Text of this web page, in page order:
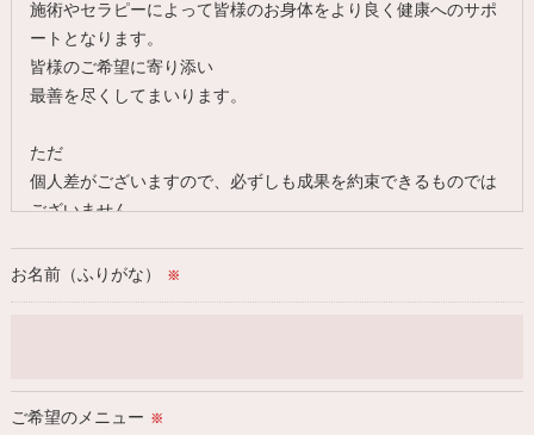
施術やセラピーによって皆様のお身体をより良く健康へのサポ
ートとなります。
皆様のご希望に寄り添い
最善を尽くしてまいります。
ただ
個人差がございますので、必ずしも成果を約束できるものでは
ございません。
（医療機関ではございませんので、急性期は医療機関で受診を
お名前（ふりがな） ※
ご希望のメニュー ※